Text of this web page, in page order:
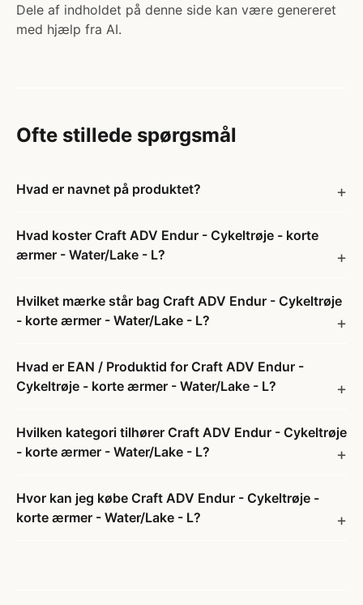
Dele af indholdet på denne side kan være genereret
med hjælp fra AI.
Ofte stillede spørgsmål
Hvad er navnet på produktet?
Hvad koster Craft ADV Endur - Cykeltrøje - korte
ærmer - Water/Lake - L?
Hvilket mærke står bag Craft ADV Endur - Cykeltrøje
- korte ærmer - Water/Lake - L?
Hvad er EAN / Produktid for Craft ADV Endur -
Cykeltrøje - korte ærmer - Water/Lake - L?
Hvilken kategori tilhører Craft ADV Endur - Cykeltrøje
- korte ærmer - Water/Lake - L?
Hvor kan jeg købe Craft ADV Endur - Cykeltrøje -
korte ærmer - Water/Lake - L?